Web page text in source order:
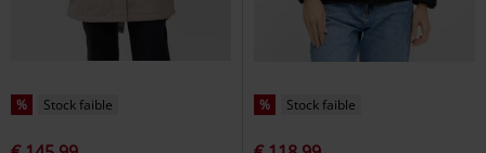
% Stock faible % Stock faible